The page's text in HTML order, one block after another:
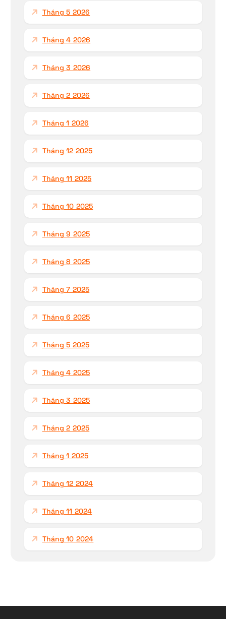
Tháng 5 2026
Tháng 4 2026
Tháng 3 2026
Tháng 2 2026
Tháng 1 2026
Tháng 12 2025
Tháng 11 2025
Tháng 10 2025
Tháng 9 2025
Tháng 8 2025
Tháng 7 2025
Tháng 6 2025
Tháng 5 2025
Tháng 4 2025
Tháng 3 2025
Tháng 2 2025
Tháng 1 2025
Tháng 12 2024
Tháng 11 2024
Tháng 10 2024